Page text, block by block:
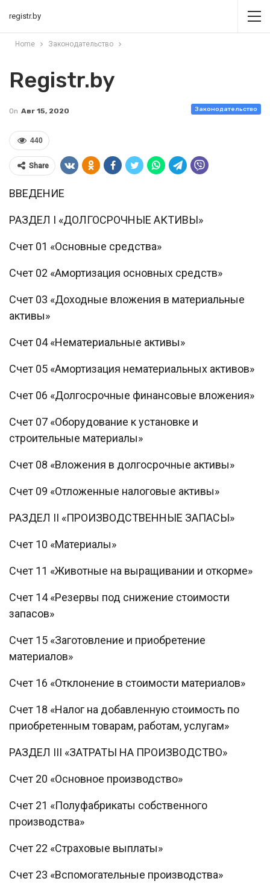
registr.by
Home Законодательство
Registr.by
Законодательство
On Авг 15, 2020
440
Share
ВВЕДЕНИЕ
РАЗДЕЛ I «ДОЛГОСРОЧНЫЕ АКТИВЫ»
Счет 01 «Основные средства»
Счет 02 «Амортизация основных средств»
Счет 03 «Доходные вложения в материальные
активы»
Счет 04 «Нематериальные активы»
Счет 05 «Амортизация нематериальных активов»
Счет 06 «Долгосрочные финансовые вложения»
Счет 07 «Оборудование к установке и
строительные материалы»
Счет 08 «Вложения в долгосрочные активы»
Счет 09 «Отложенные налоговые активы»
РАЗДЕЛ II «ПРОИЗВОДСТВЕННЫЕ ЗАПАСЫ»
Счет 10 «Материалы»
Счет 11 «Животные на выращивании и откорме»
Счет 14 «Резервы под снижение стоимости
запасов»
Счет 15 «Заготовление и приобретение
материалов»
Счет 16 «Отклонение в стоимости материалов»
Счет 18 «Налог на добавленную стоимость по
приобретенным товарам, работам, услугам»
РАЗДЕЛ III «ЗАТРАТЫ НА ПРОИЗВОДСТВО»
Счет 20 «Основное производство»
Счет 21 «Полуфабрикаты собственного
производства»
Счет 22 «Страховые выплаты»
Счет 23 «Вспомогательные производства»